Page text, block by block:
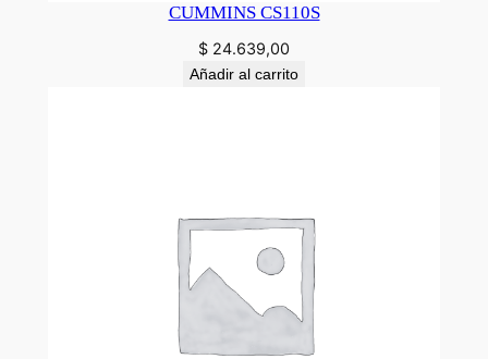
CUMMINS CS110S
$ 24.639,00
Añadir al carrito